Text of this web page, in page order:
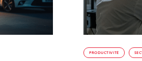
PRODUCTIVITÉ